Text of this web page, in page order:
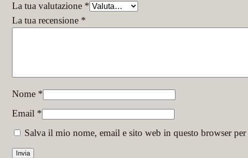
La tua valutazione *
La tua recensione *
Nome *
Email *
Salva il mio nome, email e sito web in questo browser